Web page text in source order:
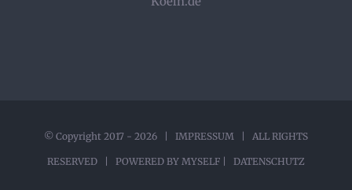
© Copyright 2017 - 2026 | IMPRESSUM| ALL RIGHTS
RESERVED | POWERED BY MYSELF| DATENSCHUTZ